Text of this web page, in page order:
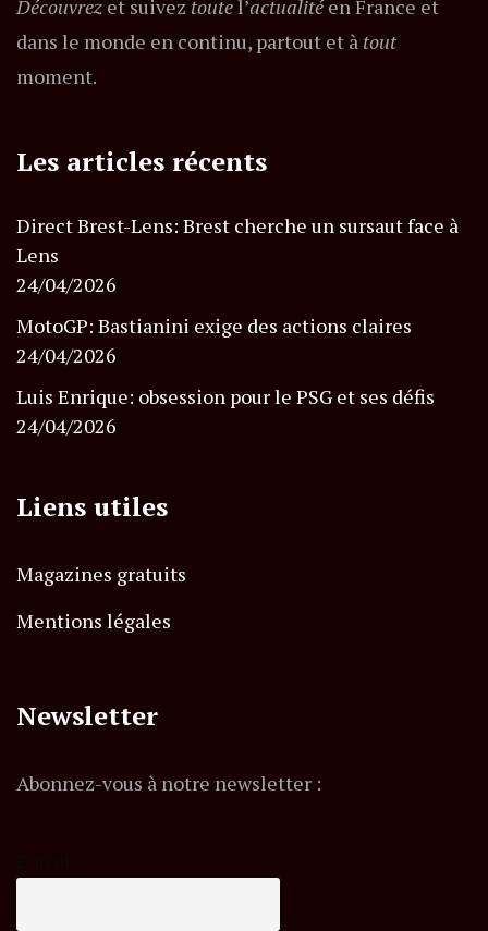
Découvrez et suivez toutel’actualitéen France et
dans le monde en continu, partout et à tout
moment.
Les articles récents
Direct Brest-Lens: Brest cherche un sursaut face à
Lens
24/04/2026
MotoGP: Bastianini exige des actions claires
24/04/2026
Luis Enrique: obsession pour le PSG et ses défis
24/04/2026
Liens utiles
Magazines gratuits
Mentions légales
Newsletter
Abonnez-vous à notre newsletter :